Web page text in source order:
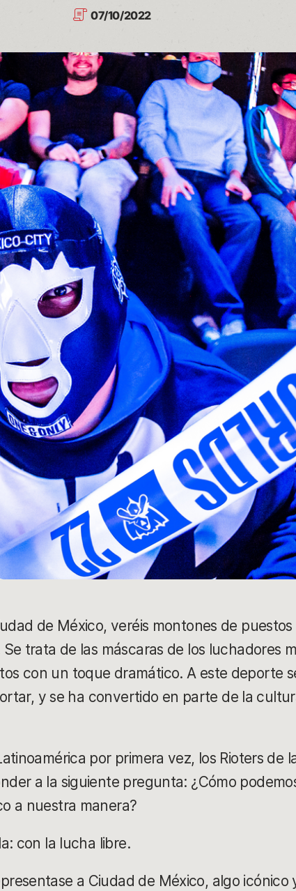
07/10/2022
de México, veréis montones de
trata de las máscaras de los luchadores
con un toque dramático. A este deporte
y se ha convertido en parte de la
por primera vez, los Rioters de
a la siguiente pregunta: ¿Cómo
a nuestra manera?
con la lucha libre.
a Ciudad de México, algo icónico